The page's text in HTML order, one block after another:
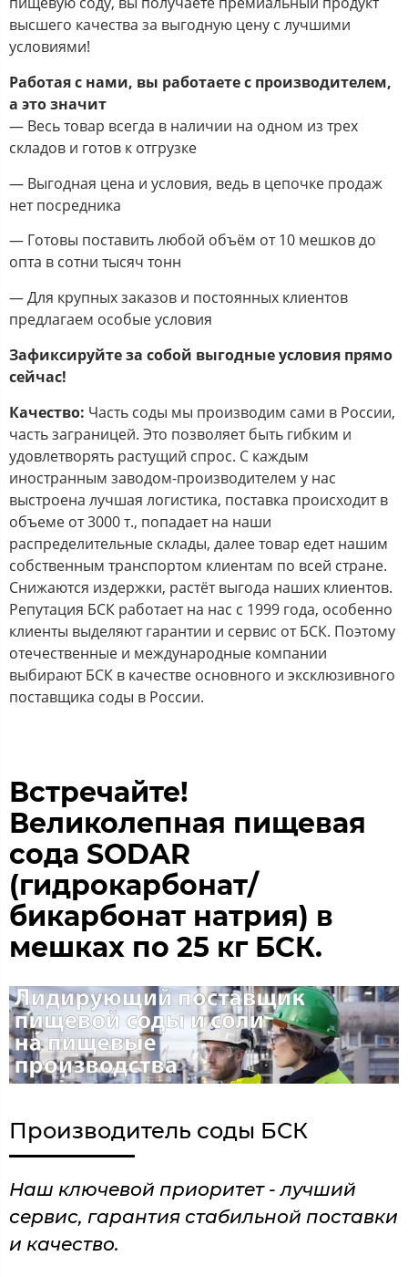
высшего качества за выгодную цену с лучшими
условиями!
Работая с нами, вы работаете с производителем,
а это значит
— Весь товар всегда в наличии на одном из трех
складов и готов к отгрузке
— Выгодная цена и условия, ведь в цепочке продаж
нет посредника
— Готовы поставить любой объём от 10 мешков до
опта в сотни тысяч тонн
— Для крупных заказов и постоянных клиентов
предлагаем особые условия
Зафиксируйте за собой выгодные условия прямо
сейчас!
Качество: Часть соды мы производим сами в России,
часть заграницей. Это позволяет быть гибким и
удовлетворять растущий спрос. С каждым
иностранным заводом-производителем у нас
выстроена лучшая логистика, поставка происходит в
объеме от 3000 т., попадает на наши
распределительные склады, далее товар едет нашим
собственным транспортом клиентам по всей стране.
Снижаются издержки, растёт выгода наших клиентов.
Репутация БСК работает на нас с 1999 года, особенно
клиенты выделяют гарантии и сервис от БСК. Поэтому
отечественные и международные компании
выбирают БСК в качестве основного и эксклюзивного
поставщика соды в России.
Встречайте!
Великолепная пищевая
сода SODAR
(гидрокарбонат/
бикарбонат натрия) в
мешках по 25 кг БСК.
Производитель соды БСК
Наш ключевой приоритет - лучший
сервис, гарантия стабильной поставки
и качество.